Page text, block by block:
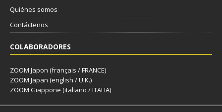
Quiénes somos
Contáctenos
COLABORADORES
ZOOM Japon (français / FRANCE)
ZOOM Japan (english / U.K.)
ZOOM Giappone (italiano / ITALIA)